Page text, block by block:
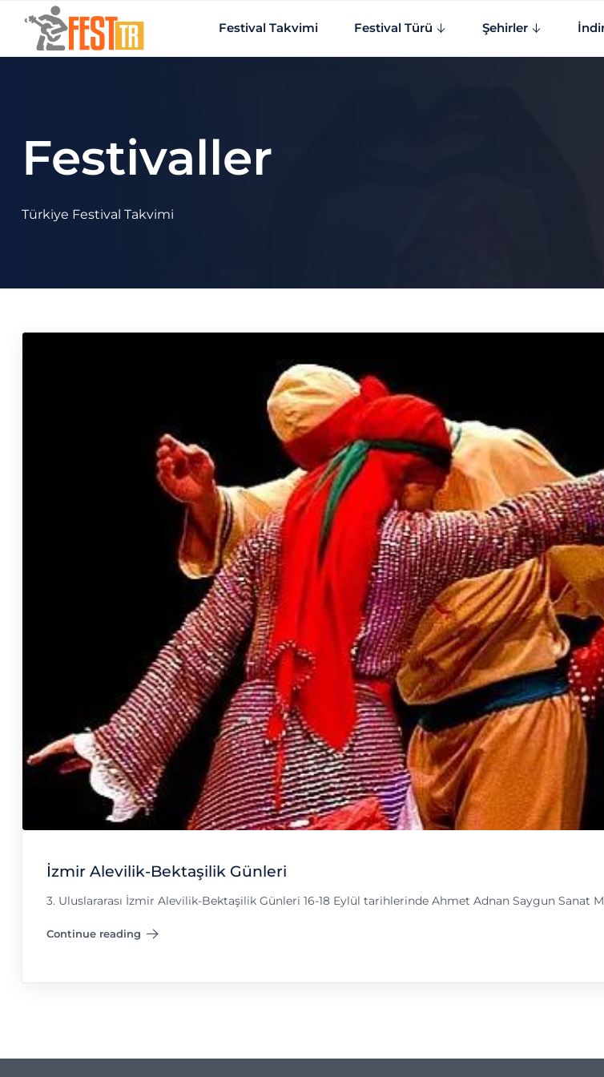
Ana içeriğe atla
Festival Takvimi
Festival Türü Şehirler
Festivaller
Türkiye Festival Takvimi
İzmir Alevilik-Bektaşilik Günleri
3. Uluslararası İzmir Alevilik-Bektaşilik Günleri 16-18 Eylül tarihlerinde Ahmet Adnan Saygun Sanat
Continue reading
"İzmir Alevilik-Bektaşilik Günleri"